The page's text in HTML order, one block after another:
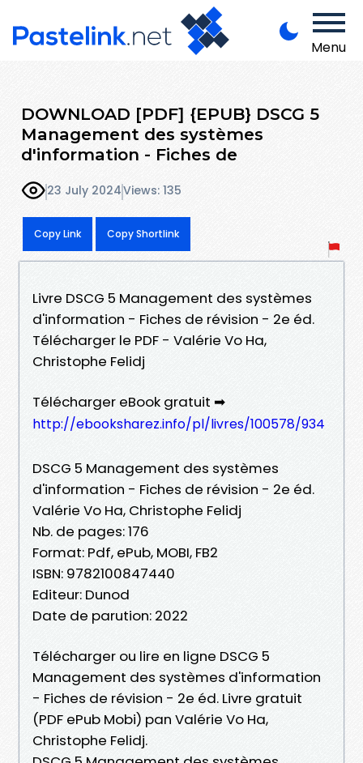
Menu
DOWNLOAD [PDF] {EPUB} DSCG 5
Management des systèmes
d'information - Fiches de
23 July 2024Views: 135
Copy Link Copy Shortlink
Livre DSCG 5 Management des systèmes
d'information - Fiches de révision - 2e éd.
Télécharger le PDF - Valérie Vo Ha,
Christophe Felidj
Télécharger eBook gratuit ➡
http://ebooksharez.info/pl/livres/100578/934
DSCG 5 Management des systèmes
d'information - Fiches de révision - 2e éd.
Valérie Vo Ha, Christophe Felidj
Nb. de pages: 176
Format: Pdf, ePub, MOBI, FB2
ISBN: 9782100847440
Editeur: Dunod
Date de parution: 2022
Télécharger ou lire en ligne DSCG 5
Management des systèmes d'information
- Fiches de révision - 2e éd. Livre gratuit
(PDF ePub Mobi) pan Valérie Vo Ha,
Christophe Felidj.